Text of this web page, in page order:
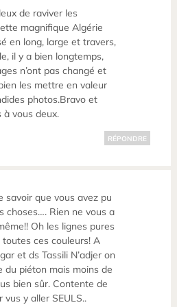
de raviver les
magnifique Algérie
en long, large et travers,
il y a bien longtemps,
n’ont pas changé et
les mettre en valeur
photos.Bravo et
à vous deux.
RÉPONDRE
savoir que vous avez pu
choses…. Rien ne vous a
Oh les lignes pures
toutes ces couleurs! A
et ds Tassili N’adjer on
du piéton mais moins de
bien sûr. Contente de
vus y aller SEULS..